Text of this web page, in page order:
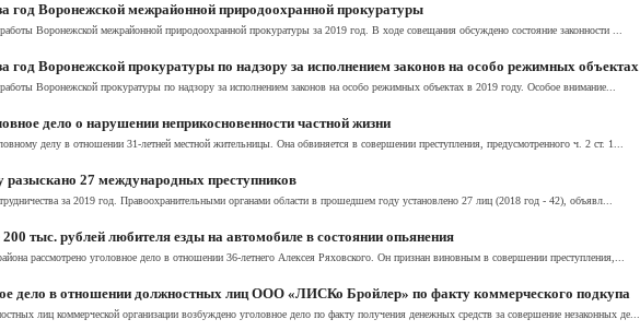
год Воронежской межрайонной природоохранной прокуратуры
Воронежской межрайонной природоохранной прокуратуры за 2019 год. В ходе совещания обсуждено состояние законности ...
год Воронежской прокуратуры по надзору за исполнением законов на особо режимных объектах
Воронежской прокуратуры по надзору за исполнением законов на особо режимных объектах в 2019 году. Особое внимание...
дело о нарушении неприкосновенности частной жизни
делу в отношении 31-летней местной жительницы. Она обвиняется в совершении преступления, предусмотренного ч. 2 ст. 1...
27 международных преступников
за 2019 год. Правоохранительными органами области в прошедшем году установлено 27 лиц (2018 год - 42), объявл...
тыс. рублей любителя езды на автомобиле в состоянии опьянения
рассмотрено уголовное дело в отношении 36-летнего Алексея Ряховского. Он признан виновным в совершении преступления,...
дело в отношении должностных лиц ООО «ЛИСКо Бройлер» по факту коммерческого подкупа
лиц коммерческой организации возбуждено уголовное дело по факту получения денежных средств за совершение незаконных де...